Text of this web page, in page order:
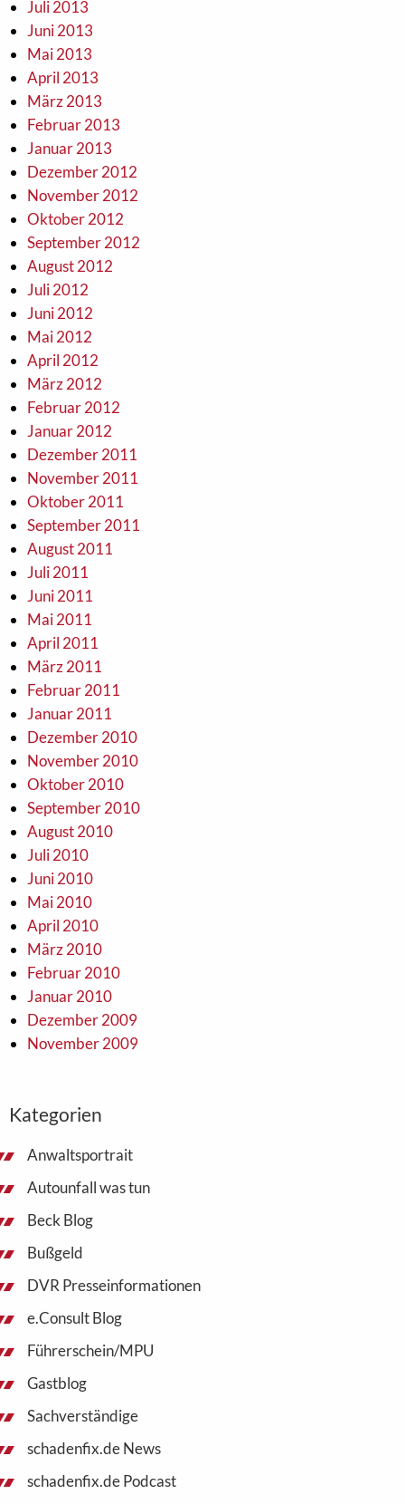
Juli 2013
Juni 2013
Mai 2013
April 2013
März 2013
Februar 2013
Januar 2013
Dezember 2012
November 2012
Oktober 2012
September 2012
August 2012
Juli 2012
Juni 2012
Mai 2012
April 2012
März 2012
Februar 2012
Januar 2012
Dezember 2011
November 2011
Oktober 2011
September 2011
August 2011
Juli 2011
Juni 2011
Mai 2011
April 2011
März 2011
Februar 2011
Januar 2011
Dezember 2010
November 2010
Oktober 2010
September 2010
August 2010
Juli 2010
Juni 2010
Mai 2010
April 2010
März 2010
Februar 2010
Januar 2010
Dezember 2009
November 2009
Kategorien
Anwaltsportrait
Autounfall was tun
Beck Blog
Bußgeld
DVR Presseinformationen
e.Consult Blog
Führerschein/MPU
Gastblog
Sachverständige
schadenfix.de News
schadenfix.de Podcast